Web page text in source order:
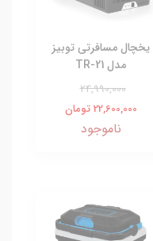
یخچال مسافرتی توبیز
مدل TR-21
24,990,000
22,600,000 تومان
ناموجود